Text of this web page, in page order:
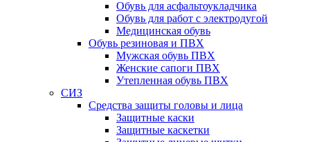
Обувь для асфальтоукладчика
Обувь для работ с электродугой
Медицинская обувь
Обувь резиновая и ПВХ
Мужская обувь ПВХ
Женские сапоги ПВХ
Утепленная обувь ПВХ
СИЗ
Средства защиты головы и лица
Защитные каски
Защитные каскетки